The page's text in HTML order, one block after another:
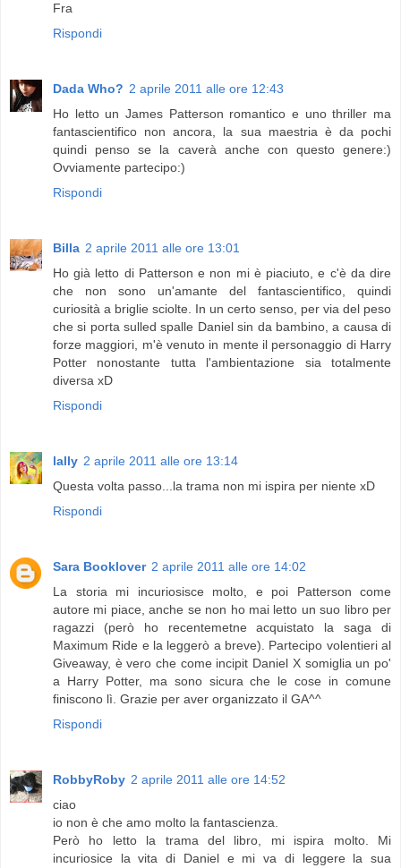
Fra
Rispondi
Dada Who? 2 aprile 2011 alle ore 12:43
Ho letto un James Patterson romantico e uno thriller ma
fantascientifico non ancora, la sua maestria è da pochi
quindi penso se la caverà anche con questo genere:)
Ovviamente partecipo:)
Rispondi
Billa 2 aprile 2011 alle ore 13:01
Ho già letto di Patterson e non mi è piaciuto, e c'è da dire
che non sono un'amante del fantascientifico, quindi
curiosità a briglie sciolte. In un certo senso, per via del peso
che si porta sulled spalle Daniel sin da bambino, a causa di
forze maggiori, m'è venuto in mente il personaggio di Harry
Potter nonostante tutta l'ambientazione sia totalmente
diversa xD
Rispondi
lally 2 aprile 2011 alle ore 13:14
Questa volta passo...la trama non mi ispira per niente xD
Rispondi
Sara Booklover 2 aprile 2011 alle ore 14:02
La storia mi incuriosisce molto, e poi Patterson come
autore mi piace, anche se non ho mai letto un suo libro per
ragazzi (però ho recentemetne acquistato la saga di
Maximum Ride e la leggerò a breve). Partecipo volentieri al
Giveaway, è vero che come incipit Daniel X somiglia un po'
a Harry Potter, ma sono sicura che le cose in comune
finiscono lì. Grazie per aver organizzato il GA^^
Rispondi
RobbyRoby 2 aprile 2011 alle ore 14:52
ciao
io non è che amo molto la fantascienza.
Però ho letto la trama del libro, mi ispira molto. Mi
incuriosice la vita di Daniel e mi va di leggere la sua